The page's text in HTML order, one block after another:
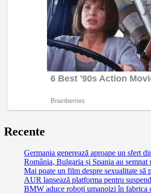
Recente
Germania generează aproape un sfert
România, Bulgaria și Spania au
Mai poate un film despre sexualitate
AUR lansează platforma pentru
BMW aduce roboți umanoizi în fabrica